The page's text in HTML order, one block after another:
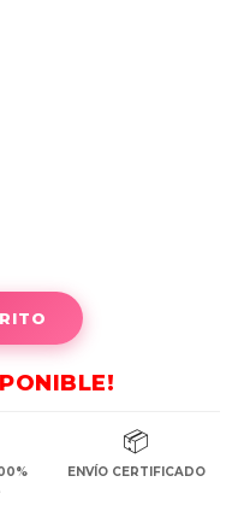
📦
ENVÍO CERTIFICADO